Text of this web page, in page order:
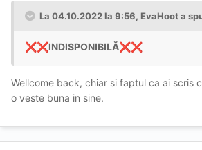
La 04.10.2022 la 9:56, EvaHoota
❌❌INDISPONIBILĂ❌❌
Wellcome back, chiar si faptul ca ai scris
o veste buna in sine.